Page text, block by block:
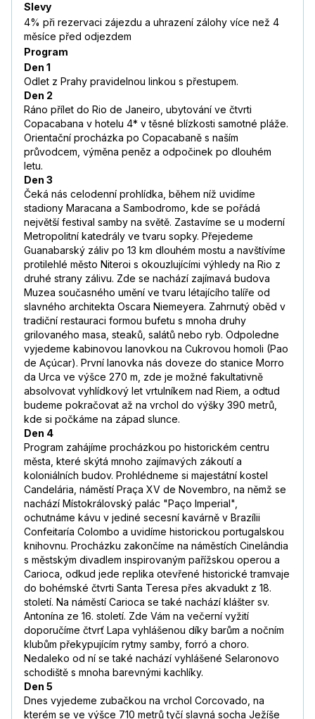
Slevy
4% při rezervaci zájezdu a uhrazení zálohy více než 4
měsíce před odjezdem
Program
Den 1
Odlet z Prahy pravidelnou linkou s přestupem.
Den 2
Ráno přílet do Rio de Janeiro, ubytování ve čtvrti
Copacabana v hotelu 4* v těsné blízkosti samotné pláže.
Orientační procházka po Copacabaně s naším
průvodcem, výměna peněz a odpočinek po dlouhém
letu.
Den 3
Čeká nás celodenní prohlídka, během níž uvidíme
stadiony Maracana a Sambodromo, kde se pořádá
největší festival samby na světě. Zastavíme se u moderní
Metropolitní katedrály ve tvaru sopky. Přejedeme
Guanabarský záliv po 13 km dlouhém mostu a navštívíme
protilehlé město Niteroi s okouzlujícími výhledy na Rio z
druhé strany zálivu. Zde se nachází zajímavá budova
Muzea současného umění ve tvaru létajícího talíře od
slavného architekta Oscara Niemeyera. Zahrnutý oběd v
tradiční restauraci formou bufetu s mnoha druhy
grilovaného masa, steaků, salátů nebo ryb. Odpoledne
vyjedeme kabinovou lanovkou na Cukrovou homoli (Pao
de Açúcar). První lanovka nás doveze do stanice Morro
da Urca ve výšce 270 m, zde je možné fakultativně
absolvovat vyhlídkový let vrtulníkem nad Riem, a odtud
budeme pokračovat až na vrchol do výšky 390 metrů,
kde si počkáme na západ slunce.
Den 4
Program zahájíme procházkou po historickém centru
města, které skýtá mnoho zajímavých zákoutí a
koloniálních budov. Prohlédneme si majestátní kostel
Candelária, náměstí Praça XV de Novembro, na němž se
nachází Místokrálovský palác "Paço Imperial",
ochutnáme kávu v jediné secesní kavárně v Brazílii
Confeitaría Colombo a uvidíme historickou portugalskou
knihovnu. Procházku zakončíme na náměstích Cinelândia
s městským divadlem inspirovaným pařížskou operou a
Carioca, odkud jede replika otevřené historické tramvaje
do bohémské čtvrti Santa Teresa přes akvadukt z 18.
století. Na náměstí Carioca se také nachází klášter sv.
Antonína ze 16. století. Zde Vám na večerní vyžití
doporučíme čtvrť Lapa vyhlášenou díky barům a nočním
klubům překypujícím rytmy samby, forró a choro.
Nedaleko od ní se také nachází vyhlášené Selaronovo
schodiště s mnoha barevnými kachlíky.
Den 5
Dnes vyjedeme zubačkou na vrchol Corcovado, na
kterém se ve výšce 710 metrů tyčí slavná socha Ježíše